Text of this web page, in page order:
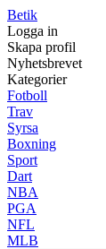
Betik
Logga in
Skapa profil
Nyhetsbrevet
Kategorier
Fotboll
Trav
Syrsa
Boxning
Sport
Dart
NBA
PGA
NFL
MLB